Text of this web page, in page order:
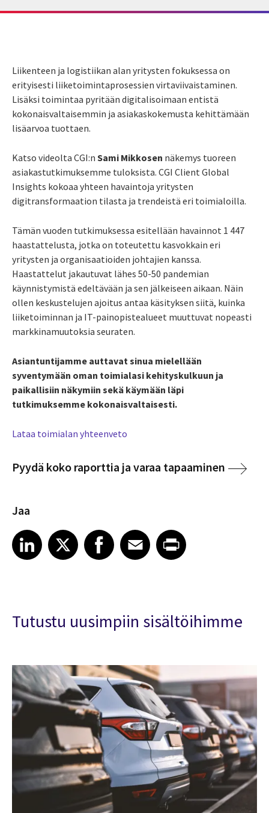
Liikenteen ja logistiikan alan yritysten fokuksessa on
erityisesti liiketoimintaprosessien virtaviivaistaminen.
Lisäksi toimintaa pyritään digitalisoimaan entistä
kokonaisvaltaisemmin ja asiakaskokemusta kehittämään
lisäarvoa tuottaen.
Katso videolta CGI:n Sami Mikkosen näkemys tuoreen
asiakastutkimuksemme tuloksista. CGI Client Global
Insights kokoaa yhteen havaintoja yritysten
digitransformaation tilasta ja trendeistä eri toimialoilla.
Tämän vuoden tutkimuksessa esitellään havainnot 1 447
haastattelusta, jotka on toteutettu kasvokkain eri
yritysten ja organisaatioiden johtajien kanssa.
Haastattelut jakautuvat lähes 50-50 pandemian
käynnistymistä edeltävään ja sen jälkeiseen aikaan. Näin
ollen keskustelujen ajoitus antaa käsityksen siitä, kuinka
liiketoiminnan ja IT-painopistealueet muuttuvat nopeasti
markkinamuutoksia seuraten.
Asiantuntijamme auttavat sinua mielellään
syventymään oman toimialasi kehityskulkuun ja
paikallisiin näkymiin sekä käymään läpi
tutkimuksemme kokonaisvaltaisesti.
Lataa toimialan yhteenveto
Pyydä koko raporttia ja varaa tapaaminen
Jaa
Share article on LinkedIn
LinkedIn
Share article on XShare article on Facebook
Facebook
Share article on Email
EmailShare article on Print
Tutustu uusimpiin sisältöihimme